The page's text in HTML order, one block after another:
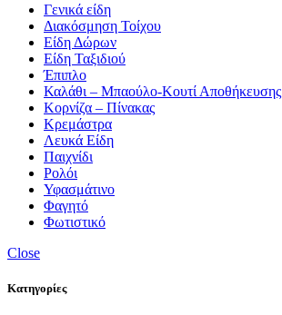
Γενικά είδη
Διακόσμηση Τοίχου
Είδη Δώρων
Είδη Ταξιδιού
Έπιπλο
Καλάθι – Μπαούλο-Κουτί Αποθήκευσης
Κορνίζα – Πίνακας
Κρεμάστρα
Λευκά Είδη
Παιχνίδι
Ρολόι
Υφασμάτινο
Φαγητό
Φωτιστικό
Close
Κατηγορίες